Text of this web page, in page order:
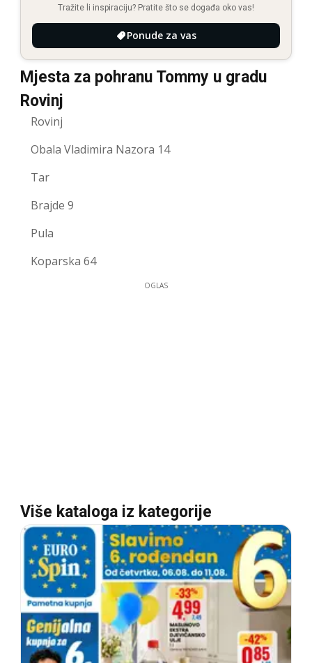
Tražite li inspiraciju? Pratite što se događa oko vas!
Ponude za vas
Mjesta za pohranu Tommy u gradu
Rovinj
Rovinj
Obala Vladimira Nazora 14
Tar
Brajde 9
Pula
Koparska 64
OGLAS
Više kataloga iz kategorije